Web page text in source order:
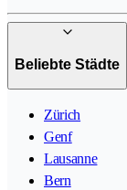
Beliebte Städte
Zürich
Genf
Lausanne
Bern